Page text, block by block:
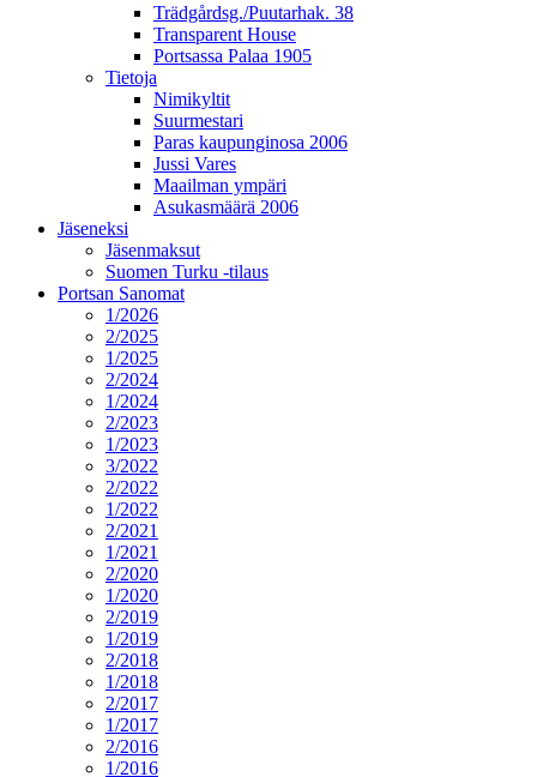
Trädgårdsg./Puutarhak. 38
Transparent House
Portsassa Palaa 1905
Tietoja
Nimikyltit
Suurmestari
Paras kaupunginosa 2006
Jussi Vares
Maailman ympäri
Asukasmäärä 2006
Jäseneksi
Jäsenmaksut
Suomen Turku -tilaus
Portsan Sanomat
1/2026
2/2025
1/2025
2/2024
1/2024
2/2023
1/2023
3/2022
2/2022
1/2022
2/2021
1/2021
2/2020
1/2020
2/2019
1/2019
2/2018
1/2018
2/2017
1/2017
2/2016
1/2016